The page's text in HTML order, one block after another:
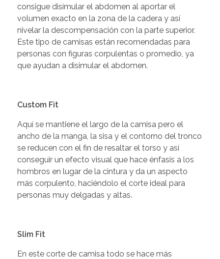
consigue disimular el abdomen al aportar el
volumen exacto en la zona de la cadera y así
nivelar la descompensación con la parte superior.
Este tipo de camisas están recomendadas para
personas con figuras corpulentas o promedio, ya
que ayudan a disimular el abdomen.
Custom Fit
Aquí se mantiene el largo de la camisa pero el
ancho de la manga, la sisa y el contorno del tronco
se reducen con el fin de resaltar el torso y así
conseguir un efecto visual que hace énfasis a los
hombros en lugar de la cintura y da un aspecto
más corpulento, haciéndolo el corte ideal para
personas muy delgadas y altas.
Slim Fit
En este corte de camisa todo se hace más